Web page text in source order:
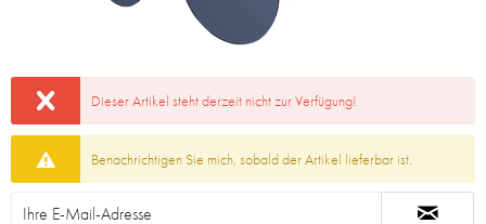
Dieser Artikel steht derzeit nicht zur Verfügung!
Benachrichtigen Sie mich, sobald der Artikel lieferbar ist.